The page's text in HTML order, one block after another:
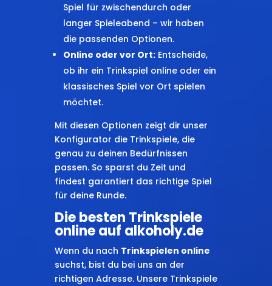
Spiel für zwischendurch oder
langer Spieleabend – wir haben
die passenden Optionen.
Online oder vor Ort:Entscheide,
ob ihr ein Trinkspiel online oder ein
klassisches Spiel vor Ort spielen
möchtet.
Mit diesen Optionen zeigt dir unser
Konfigurator die Trinkspiele, die
genau zu deinen Bedürfnissen
passen. So sparst du Zeit und
findest garantiert das richtige Spiel
für deine Runde.
Die besten Trinkspiele
online auf alkoholy.de
Wenn du nach Trinkspielen online
suchst, bist du bei uns an der
richtigen Adresse. Unsere Trinkspiele